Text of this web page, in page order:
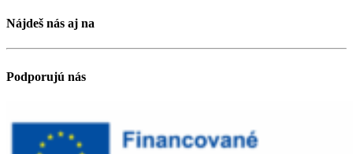
Nájdeš nás aj na
Podporujú nás